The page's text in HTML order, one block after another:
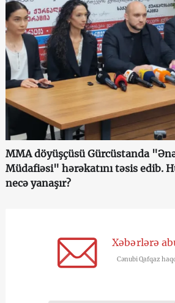
MMA döyüşçüsü Gürcüstanda
Müdafiəsi" hərəkatını təsis edib.
necə yanaşır?
Xəbərlərə
Cənubi Qafqaz